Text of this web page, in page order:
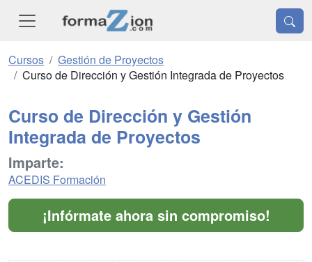
Cursos
Gestión de Proyectos
Curso de Dirección y Gestión Integrada de Proyectos
Curso de Dirección y Gestión
Integrada de Proyectos
Imparte:
ACEDIS Formación
¡Infórmate ahora sin compromiso!